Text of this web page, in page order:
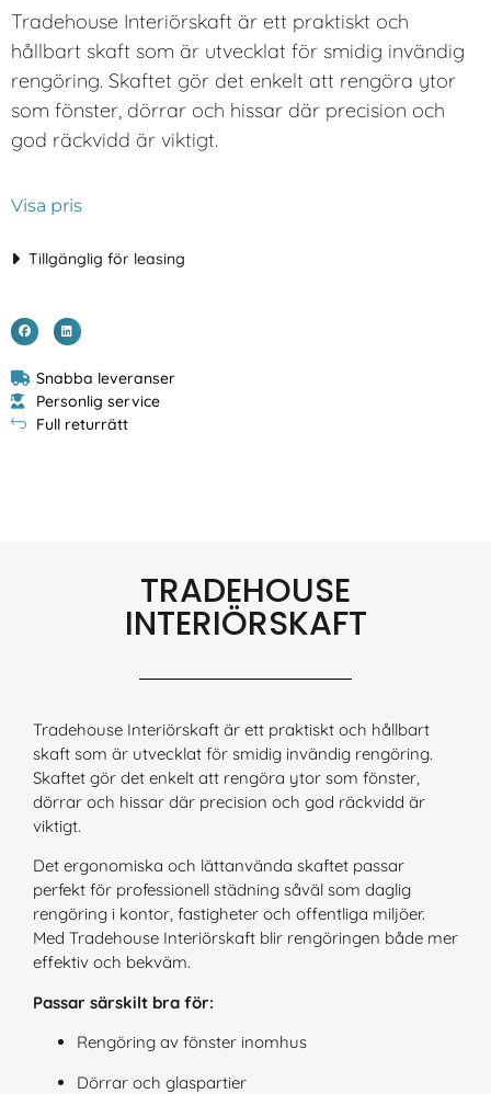
Tradehouse Interiörskaft är ett praktiskt och
hållbart skaft som är utvecklat för smidig invändig
rengöring. Skaftet gör det enkelt att rengöra ytor
som fönster, dörrar och hissar där precision och
god räckvidd är viktigt.
Visa pris
Tillgänglig för leasing
Snabba leveranser
Personlig service
Full returrätt
TRADEHOUSE
INTERIÖRSKAFT
Tradehouse Interiörskaft är ett praktiskt och hållbart
skaft som är utvecklat för smidig invändig rengöring.
Skaftet gör det enkelt att rengöra ytor som fönster,
dörrar och hissar där precision och god räckvidd är
viktigt.
Det ergonomiska och lättanvända skaftet passar
perfekt för professionell städning såväl som daglig
rengöring i kontor, fastigheter och offentliga miljöer.
Med Tradehouse Interiörskaft blir rengöringen både mer
effektiv och bekväm.
Passar särskilt bra för:
Rengöring av fönster inomhus
Dörrar och glaspartier